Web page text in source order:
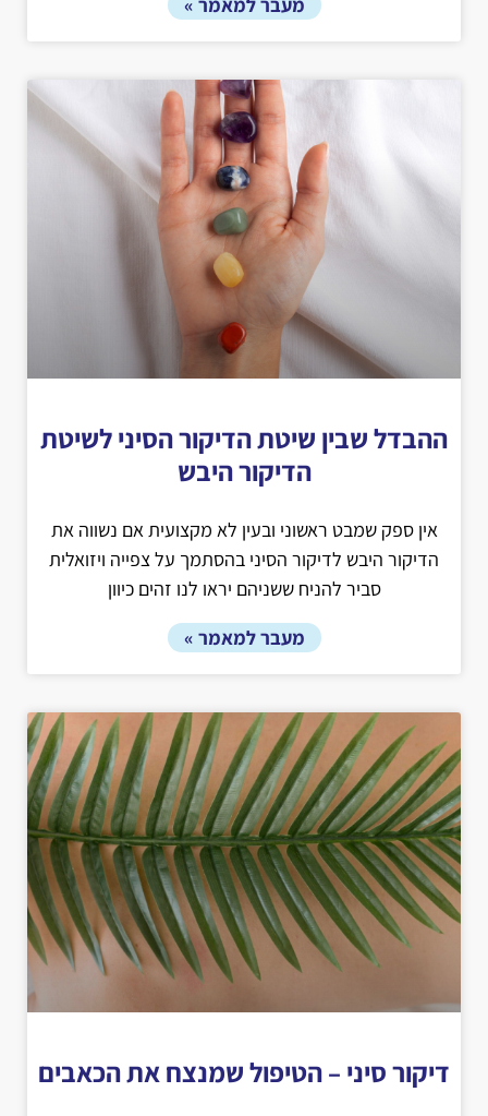
ההבדל שבין שיטת הדיקור הסיני לשיטת
הדיקור היבש
אין ספק שמבט ראשוני ובעין לא מקצועית אם נשווה את
הדיקור היבש לדיקור הסיני בהסתמך על צפייה ויזואלית
סביר להניח ששניהם יראו לנו זהים כיוון
מעבר למאמר »
דיקור סיני – הטיפול שמנצח את הכאבים